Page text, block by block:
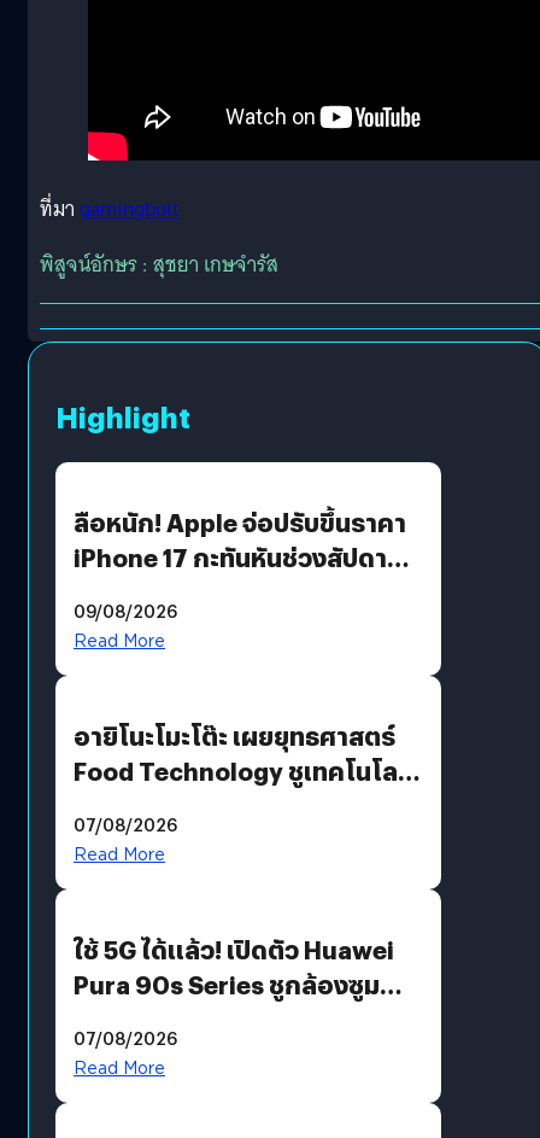
ที่มาgamingbolt
พิสูจน์อักษร : สุชยา เกษจำรัส
Highlight
ลือหนัก! Apple จ่อปรับขึ้นราคา
iPhone 17 กะทันหันช่วงสัปดาห์ที่
09/08/2026
Read More
อายิโนะโมะโต๊ะ เผยยุทธศาสตร์
Food Technology ชูเทคโนโลยี
บริโภคและ B2B
07/08/2026
Read More
ใช้ 5G ได้แล้ว! เปิดตัว Huawei
Pura 90s Series ชูกล้องซูม
07/08/2026
Read More